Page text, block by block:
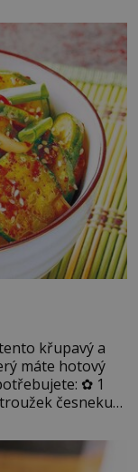
křupavý a
máte hotový
✿ 1
česneku
cukru ✿ 1